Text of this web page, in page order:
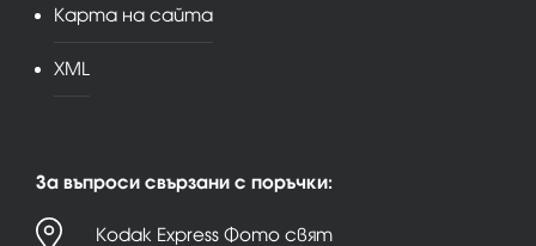
Карта на сайта
XML
За въпроси свързани с поръчки:
Kodak Express Фото свят